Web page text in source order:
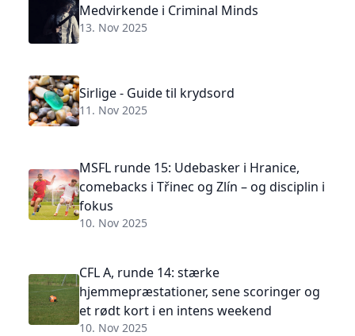
Medvirkende i Criminal Minds
13. Nov 2025
Sirlige - Guide til krydsord
11. Nov 2025
MSFL runde 15: Udebasker i Hranice,
comebacks i Třinec og Zlín – og disciplin i
fokus
10. Nov 2025
CFL A, runde 14: stærke
hjemmepræstationer, sene scoringer og
et rødt kort i en intens weekend
10. Nov 2025